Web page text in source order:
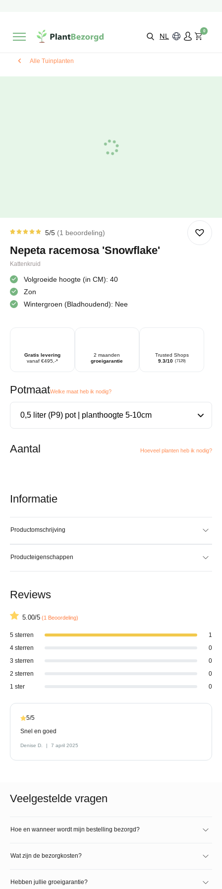
Kies zelf je
bezorgmoment & locatie NL
0
Alle Tuinplanten
5
gebaseerd
klantbeoordeling
5/5 1 beoordeling
Nepeta racemosa 'Snowflake'
Kattenkruid
Volgroeide hoogte (in CM): 40
Zon
Wintergroen (Bladhoudend): Nee
Gratis levering
vanaf €495,-*
2 maanden
groeigarantie
Trusted Shops
9.3/10 (7129)
PotmaatWelke maat heb ik nodig?
Aantal Hoeveel planten heb ik nodig?
Informatie
Productomschrijving
Producteigenschappen
Reviews
5.00/5 (1 Beoordeling)
5 sterren
1
4 sterren
0
3 sterren
0
2 sterren
0
1 ster
0
5/5
Snel en goed
Denise D. 7 april 2025
Veelgestelde vragen
Hoe en wanneer wordt mijn bestelling bezorgd?
Wat zijn de bezorgkosten?
Hebben jullie groeigarantie?